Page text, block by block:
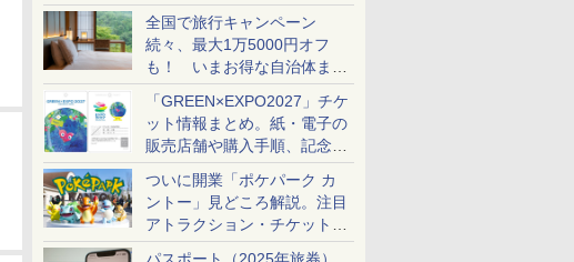
ど大型イベント目白押し！
全国で旅行キャンペーン
続々、最大1万5000円オフ
も！ いまお得な自治体まと
め
「GREEN×EXPO2027」チケ
ット情報まとめ。紙・電子の
販売店舗や購入手順、記念チ
ケットも解説
ついに開業「ポケパーク カ
ントー」見どころ解説。注目
アトラクション・チケット手
配・来場前に必要な準備は？